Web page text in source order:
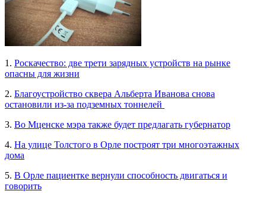
1. Роскачество: две трети зарядных устройств на рынке
опасны для жизни
2. Благоустройство сквера Альберта Иванова снова
остановили из-за подземных тоннелей
3. Во Мценске мэра также будет предлагать губернатор
4. На улице Толстого в Орле построят три многоэтажных
дома
5. В Орле пациентке вернули способность двигаться и
говорить